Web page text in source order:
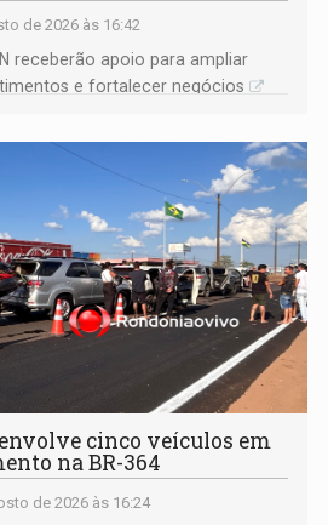
de 2026 às 16:42
receberão apoio para ampliar
e fortalecer negócios
cinco veículos em
na BR-364
de 2026 às 16:24